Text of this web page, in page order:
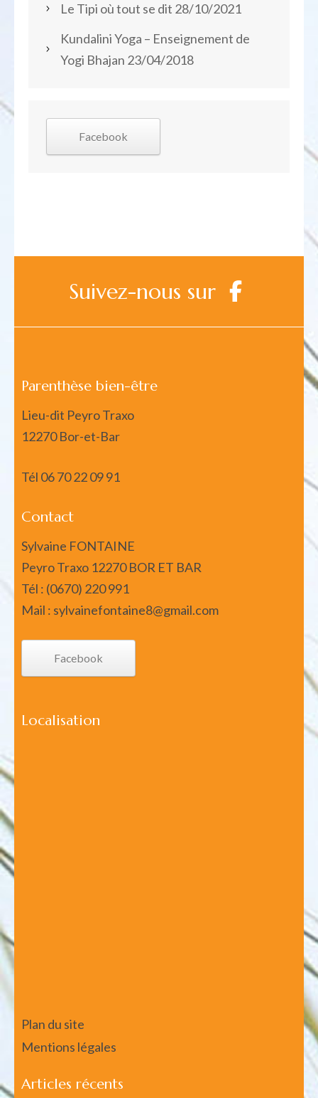
Le Tipi où tout se dit 28/10/2021
Kundalini Yoga – Enseignement de
Yogi Bhajan 23/04/2018
Facebook
Suivez-nous sur
Parenthèse bien-être
Lieu-dit Peyro Traxo
12270 Bor-et-Bar
Tél 06 70 22 09 91
Contact
Sylvaine FONTAINE
Peyro Traxo 12270 BOR ET BAR
Tél : (0670) 220 991
Mail : sylvainefontaine8@gmail.com
Facebook
Localisation
Plan du site
Mentions légales
Articles récents